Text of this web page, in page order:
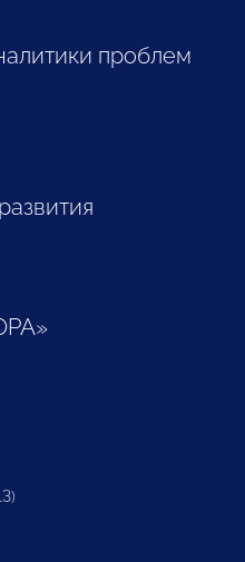
проблем